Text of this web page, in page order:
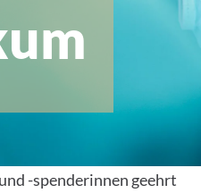
-spenderinnen geehrt